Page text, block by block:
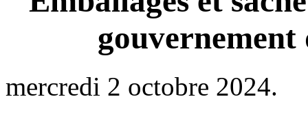
mercredi 2 octobre 2024.